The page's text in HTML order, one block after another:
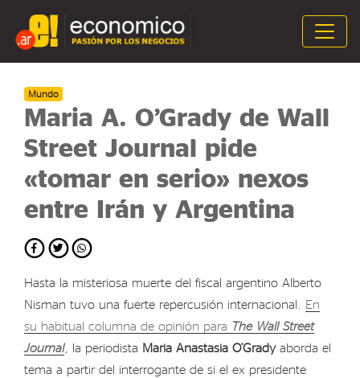
Mundo
Maria A. O’Grady de Wall
Street Journal pide
«tomar en serio» nexos
entre Irán y Argentina
Hasta la misteriosa muerte del fiscal argentino Alberto
Nisman tuvo una fuerte repercusión internacional. En
su habitual columna de opinión para The Wall Street
Journal, la periodista Maria Anastasia O’Gradyaborda el
tema a partir del interrogante de si el ex presidente